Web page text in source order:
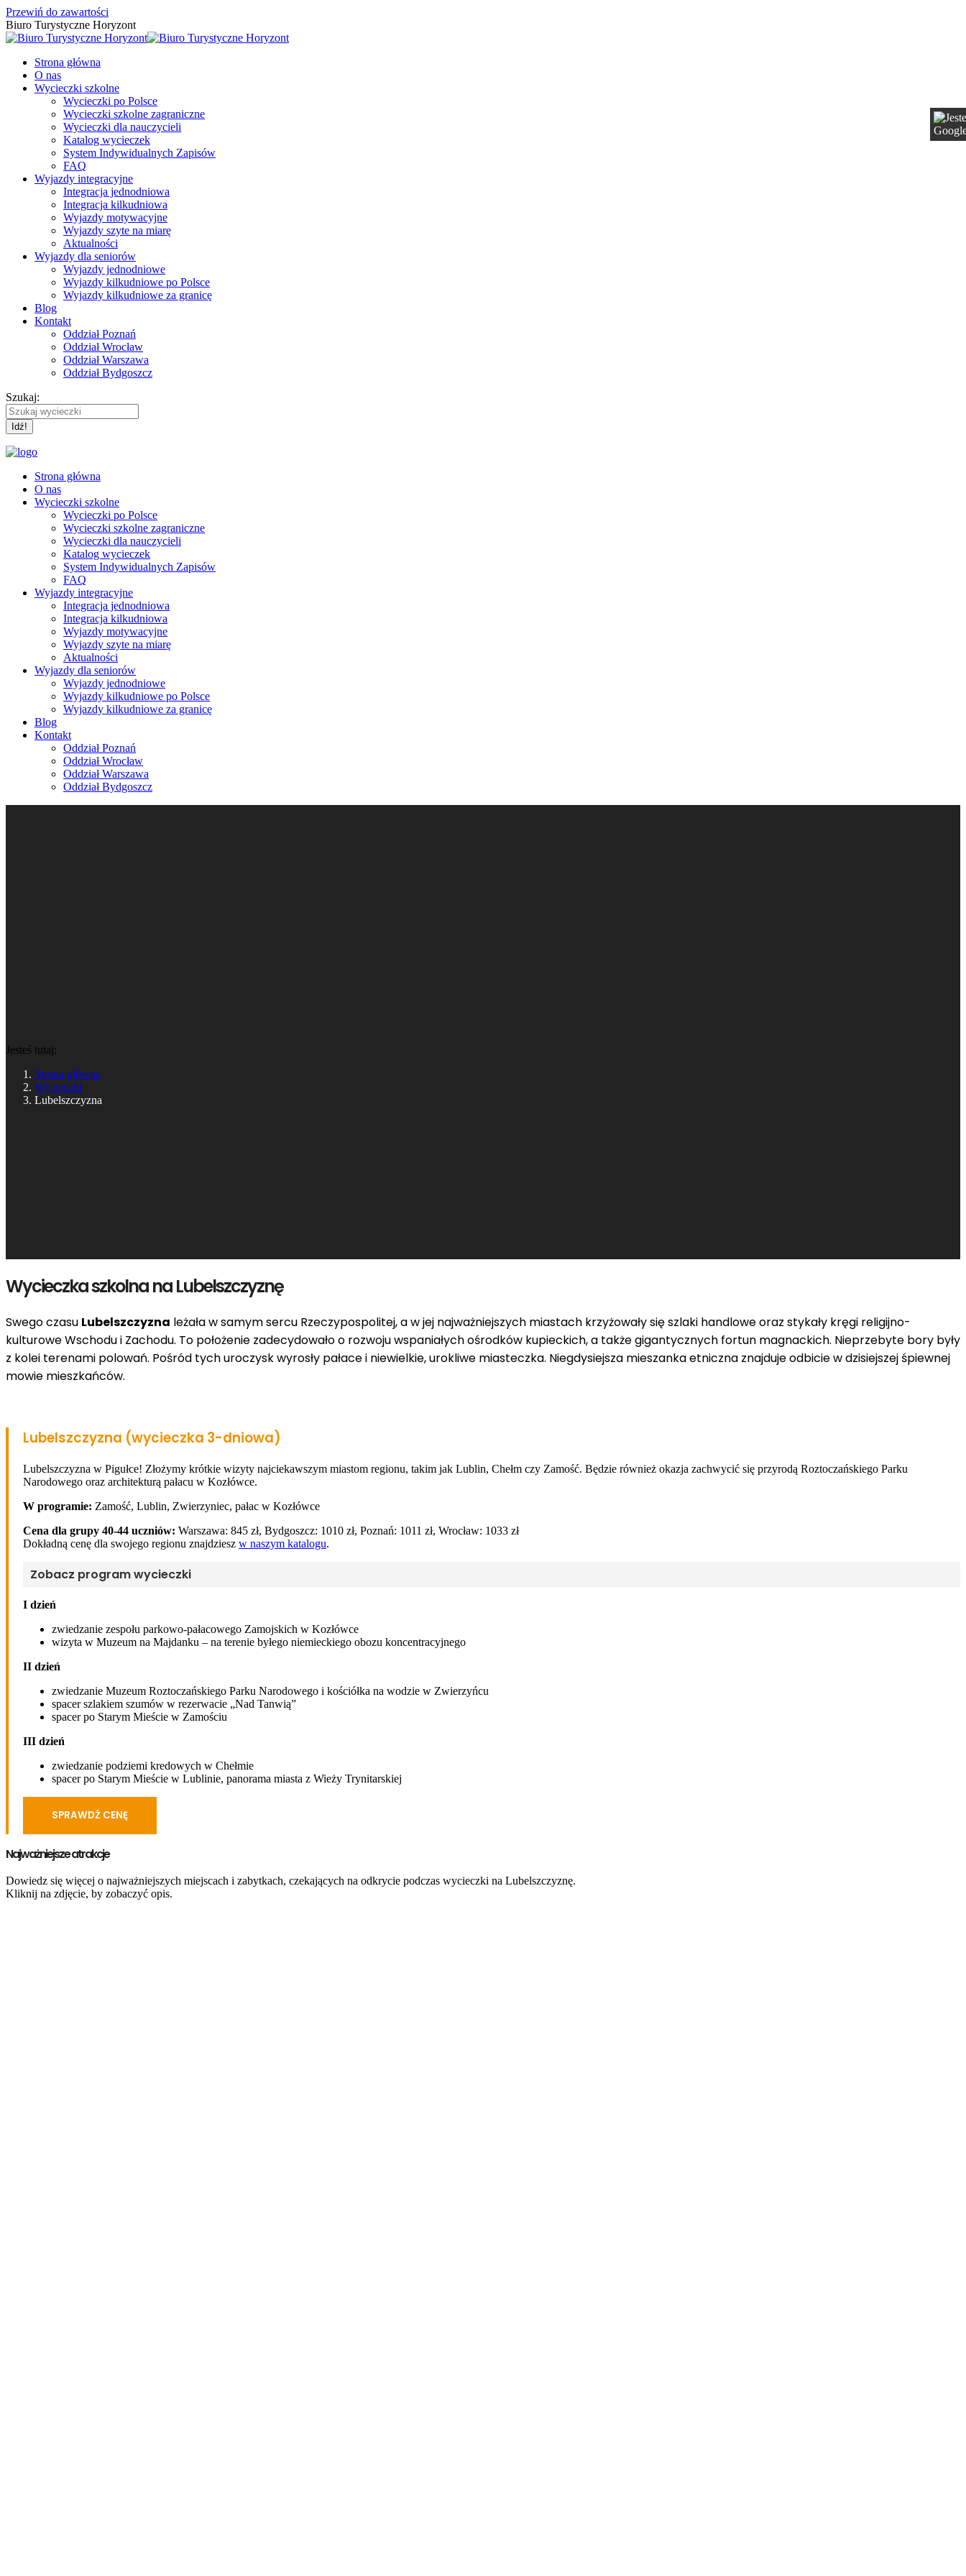
Przewiń do zawartości
Biuro Turystyczne Horyzont
Strona główna
O nas
Wycieczki szkolne
Wycieczki po Polsce
Wycieczki szkolne zagraniczne
Wycieczki dla nauczycieli
Katalog wycieczek
System Indywidualnych Zapisów
FAQ
Wyjazdy integracyjne
Integracja jednodniowa
Integracja kilkudniowa
Wyjazdy motywacyjne
Wyjazdy szyte na miarę
Aktualności
Wyjazdy dla seniorów
Wyjazdy jednodniowe
Wyjazdy kilkudniowe po Polsce
Wyjazdy kilkudniowe za granicę
Blog
Kontakt
Oddział Poznań
Oddział Wrocław
Oddział Warszawa
Oddział Bydgoszcz
Szukaj:
Strona główna
O nas
Wycieczki szkolne
Wycieczki po Polsce
Wycieczki szkolne zagraniczne
Wycieczki dla nauczycieli
Katalog wycieczek
System Indywidualnych Zapisów
FAQ
Wyjazdy integracyjne
Integracja jednodniowa
Integracja kilkudniowa
Wyjazdy motywacyjne
Wyjazdy szyte na miarę
Aktualności
Wyjazdy dla seniorów
Wyjazdy jednodniowe
Wyjazdy kilkudniowe po Polsce
Wyjazdy kilkudniowe za granicę
Blog
Kontakt
Oddział Poznań
Oddział Wrocław
Oddział Warszawa
Oddział Bydgoszcz
Jesteś tutaj:
Strona główna
Wycieczki
Lubelszczyzna
Wycieczka szkolna na Lubelszczyznę
Swego czasu Lubelszczyzna leżała w samym sercu Rzeczypospolitej, a w jej najważniejszych miastach krzyżowały się szlaki handlowe oraz stykały kręgi religijno-
kulturowe Wschodu i Zachodu. To położenie zadecydowało o rozwoju wspaniałych ośrodków kupieckich, a także gigantycznych fortun magnackich. Nieprzebyte bory były
z kolei terenami polowań. Pośród tych uroczysk wyrosły pałace i niewielkie, urokliwe miasteczka. Niegdysiejsza mieszanka etniczna znajduje odbicie w dzisiejszej śpiewnej
mowie mieszkańców.
Lubelszczyzna (wycieczka 3-dniowa)
Lubelszczyzna w Pigułce! Złożymy krótkie wizyty najciekawszym miastom regionu, takim jak Lublin, Chełm czy Zamość. Będzie również okazja zachwycić się przyrodą Roztoczańskiego Parku
Narodowego oraz architekturą pałacu w Kozłówce.
W programie: Zamość, Lublin, Zwierzyniec, pałac w Kozłówce
Cena dla grupy 40-44 uczniów: Warszawa: 845 zł, Bydgoszcz: 1010 zł, Poznań: 1011 zł, Wrocław: 1033 zł
Dokładną cenę dla swojego regionu znajdziesz w naszym katalogu.
Zobacz program wycieczki
I dzień
zwiedzanie zespołu parkowo-pałacowego Zamojskich w Kozłówce
wizyta w Muzeum na Majdanku – na terenie byłego niemieckiego obozu koncentracyjnego
II dzień
zwiedzanie Muzeum Roztoczańskiego Parku Narodowego i kościółka na wodzie w Zwierzyńcu
spacer szlakiem szumów w rezerwacie „Nad Tanwią”
spacer po Starym Mieście w Zamościu
III dzień
zwiedzanie podziemi kredowych w Chełmie
spacer po Starym Mieście w Lublinie, panorama miasta z Wieży Trynitarskiej
SPRAWDŹ CENĘ
Najważniejsze atrakcje
Dowiedz się więcej o najważniejszych miejscach i zabytkach, czekających na odkrycie podczas wycieczki na Lubelszczyznę.
Kliknij na zdjęcie, by zobaczyć opis.